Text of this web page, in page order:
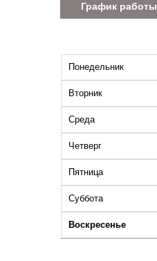
График работы
Понедельник
Вторник
Среда
Четверг
Пятница
Суббота
Воскресенье